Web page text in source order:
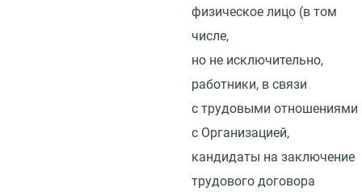
физическое лицо (в том
числе,
но не исключительно,
работники, в связи
с трудовыми отношениями
с Организацией,
кандидаты на заключение
трудового договора